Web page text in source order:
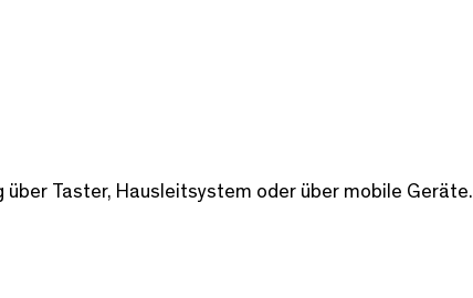
Taster, Hausleitsystem oder über mobile Geräte.